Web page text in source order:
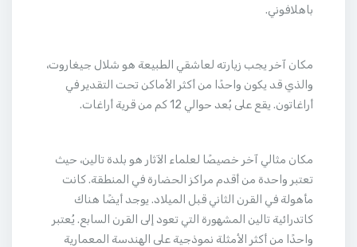
باهلافوني.
مكان آخر يجب زيارته لعاشقي الطبيعة هو شلال جيغاروت،
والذي قد يكون واحدًا من أكثر الأماكن تحت التقدير في
أراغاتون. يقع على بُعد حوالي 12 كم من قرية أراغات.
مكان مثالي آخر خصيصًا لعلماء الآثار هو بلدة تالين، حيث
تعتبر واحدة من أقدم مراكز الحضارة في المنطقة. كانت
مأهولة في القرن الثاني قبل الميلاد. يوجد أيضًا هناك
كاتدرائية تالين المشهورة التي تعود إلى القرن السابع. يُعتبر
واحدًا من أكثر الأمثلة نموذجية على الهندسة المعمارية